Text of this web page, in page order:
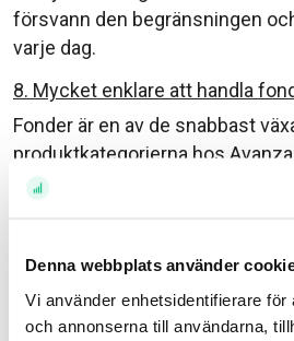
Denna webbplats använder
Vi använder enhetsidentifierare för
och annonserna till användarna,
försvann den begränsningen
varje dag.
8. Mycket enklare att handla
Fonder är en av de snabbast
produktkategorierna hos
en halv miljon fondsparande
det var hög tid att ge vår
den gamla och nya
9. Bättre överblick över ditt